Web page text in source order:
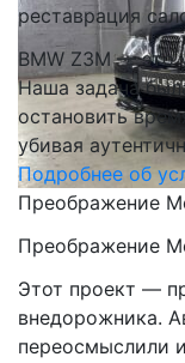
реставрация
BMW Z3M — это
Наша задача
остановить
убивая
Подробнее об
Преображение
Преображение
Этот проект —
внедорожника.
переосмыслили